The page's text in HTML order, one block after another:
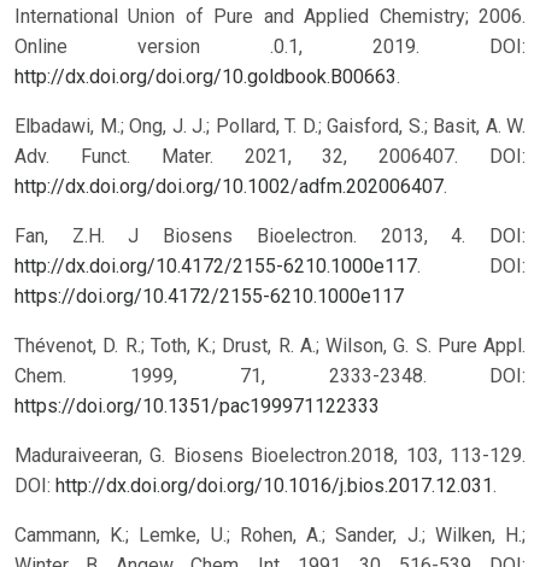
International Union of Pure and Applied Chemistry; 2006.
Online version .0.1, 2019. DOI:
http://dx.doi.org/doi.org/10.goldbook.B00663.
Elbadawi, M.; Ong, J. J.; Pollard, T. D.; Gaisford, S.; Basit, A. W.
Adv. Funct. Mater. 2021, 32, 2006407. DOI:
http://dx.doi.org/doi.org/10.1002/adfm.202006407.
Fan, Z.H. J Biosens Bioelectron. 2013, 4. DOI:
http://dx.doi.org/10.4172/2155-6210.1000e117.
DOI:
https://doi.org/10.4172/2155-6210.1000e117
Thévenot, D. R.; Toth, K.; Drust, R. A.; Wilson, G. S. Pure Appl.
Chem. 1999, 71, 2333-2348.
DOI:
https://doi.org/10.1351/pac199971122333
Maduraiveeran, G. Biosens Bioelectron.2018, 103, 113-129.
DOI: http://dx.doi.org/doi.org/10.1016/j.bios.2017.12.031.
Cammann, K.; Lemke, U.; Rohen, A.; Sander, J.; Wilken, H.;